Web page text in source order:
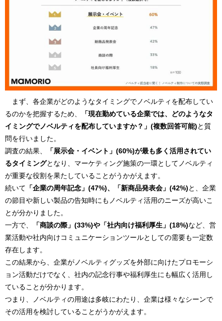
まず、各企業がどのようなタイミングでノベルティを配布してい
るのかを把握するため、
「現在勤めている企業では、どのようなタ
イミングでノベルティを配布していますか？」(複数回答可能)と質
問を行いました。
調査の結果、
「展示会・イベント」(60%)が最も多く活用されてい
るタイミングとなり、マーケティング施策の一環としてノベルティ
が重要な役割を果たしていることがうかがえます。
続いて 「企業の周年記念」(47%)、「新商品発表会」(42%)と、企業
の節目や新しい製品の告知時にもノベルティ活用のニーズが高いこ
とが分かりました。
一方で、
「商談の際」(33%)や「社内向け福利厚生」(18%)など、営
業活動や社内向けコミュニケーションツールとしての需要も一定数
存在します。
この結果から、企業がノベルティグッズを外部に向けたプロモーシ
ョン活動だけでなく、社内の記念行事や福利厚生にも幅広く活用し
ていることが分かります。
つまり、ノベルティの用途は多岐にわたり、企業は様々なシーンで
その活用を検討していることがうかがえます。